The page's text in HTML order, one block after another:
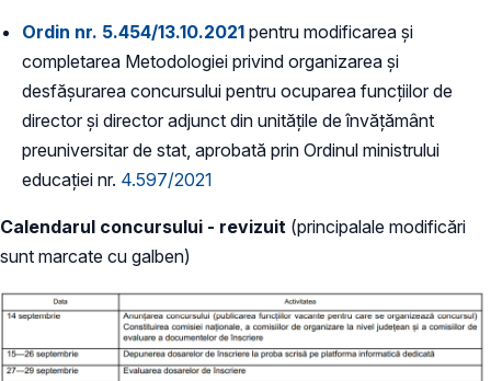
Ordin nr. 5.454/13.10.2021 pentru modificarea și
completarea Metodologiei privind organizarea și
desfășurarea concursului pentru ocuparea funcțiilor de
director și director adjunct din unitățile de învățământ
preuniversitar de stat, aprobată prin Ordinul ministrului
educației nr. 4.597/2021
Calendarul concursului - revizuit (principalale modificări
sunt marcate cu galben)